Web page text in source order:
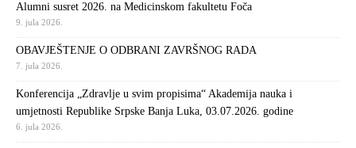
Alumni susret 2026. na Medicinskom fakultetu Foča
9. jula 2026.
OBAVJEŠTENJE O ODBRANI ZAVRŠNOG RADA
7. jula 2026.
Konferencija „Zdravlje u svim propisima“ Akademija nauka i
umjetnosti Republike Srpske Banja Luka, 03.07.2026. godine
6. jula 2026.